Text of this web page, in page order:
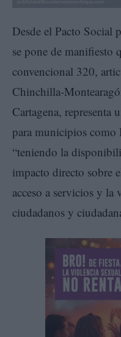
Desde el Pacto Social
se pone de manifiesto
convencional 320,
Chinchilla-
Cartagena, representa
para municipios
“teniendo la
impacto directo sobre
acceso a servicios y la
ciudadanos y